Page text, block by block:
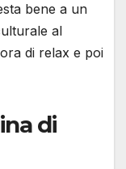
bene a un
al
di relax e poi
di